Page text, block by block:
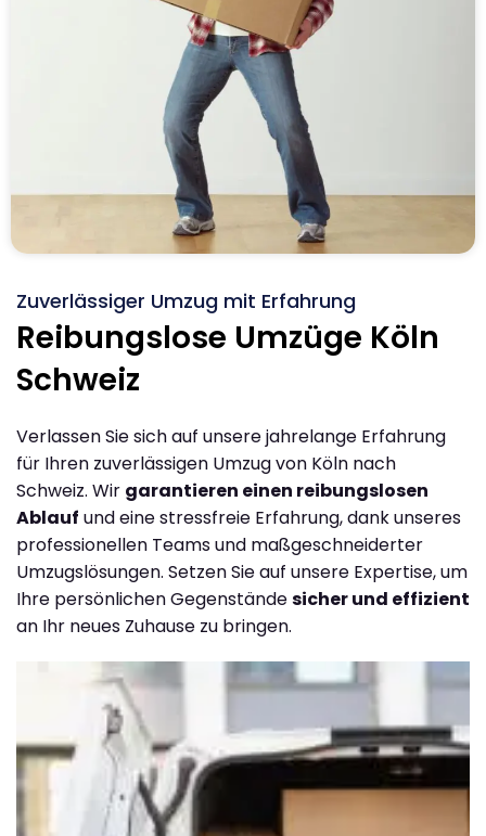
Zuverlässiger Umzug mit Erfahrung
Reibungslose Umzüge Köln
Schweiz
Verlassen Sie sich auf unsere jahrelange Erfahrung
für Ihren zuverlässigen Umzug von Köln nach
Schweiz. Wir garantieren einen reibungslosen
Ablauf und eine stressfreie Erfahrung, dank unseres
professionellen Teams und maßgeschneiderter
Umzugslösungen. Setzen Sie auf unsere Expertise, um
Ihre persönlichen Gegenständesicher und effizient
an Ihr neues Zuhause zu bringen.